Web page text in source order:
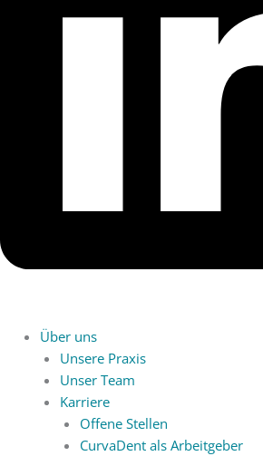
Über uns
Unsere Praxis
Unser Team
Karriere
Offene Stellen
CurvaDent als Arbeitgeber